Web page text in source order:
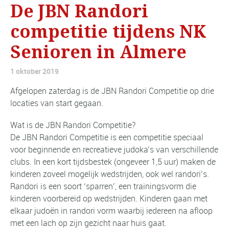
De JBN Randori
competitie tijdens NK
Senioren in Almere
1 oktober 2019
Afgelopen zaterdag is de JBN Randori Competitie op drie
locaties van start gegaan.
Wat is de JBN Randori Competitie?
De JBN Randori Competitie is een competitie speciaal
voor beginnende en recreatieve judoka’s van verschillende
clubs. In een kort tijdsbestek (ongeveer 1,5 uur) maken de
kinderen zoveel mogelijk wedstrijden, ook wel randori’s.
Randori is een soort ‘sparren’, een trainingsvorm die
kinderen voorbereid op wedstrijden. Kinderen gaan met
elkaar judoën in randori vorm waarbij iedereen na afloop
met een lach op zijn gezicht naar huis gaat.